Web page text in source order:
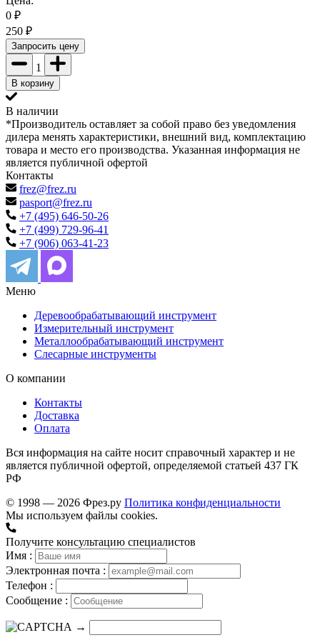
0 ₽
250 ₽
Запросить цену
1
В корзину
В наличии
*Производитель оставляет за собой право без уведомления
дилера менять характеристики, внешний вид, комплектацию
товара и место его производства. Указанная информация не
является публичной офертой
Контакты
frez@frez.ru
pasport@frez.ru
+7 (495) 646-50-26
+7 (499) 729-96-41
+7 (906) 063-41-23
Меню
Деревообрабатывающий инструмент
Измерительный инструмент
Металлообрабатывающий инструмент
Слесарные инструменты
О компании
Контакты
Доставка
Оплата
Вся информация на сайте носит справочный характер и не
является публичной офертой, определяемой статьей 437 ГК
РФ
© 1998 — 2026 Фрез.ру Политика конфиденциальности
Мы используем файлы cookies.
Получите консультацию специалистов
Имя :
Электронная почта :
Телефон :
Сообщение :
→